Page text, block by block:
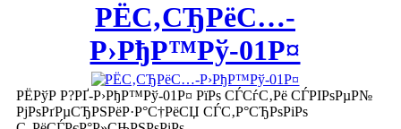
РЁС‚СЂРёС…-
Р›РђР™Рў-01Р¤
РЁРўР Р?РҐ-Р›РђР™Рў-01Р¤ РїРѕ СЃСѓС‚Рё СЃРІРѕРµР№
РјРѕРґРµСЂРЅРёР·Р°С†РёСЏ СЃС‚Р°СЂРѕРіРѕ